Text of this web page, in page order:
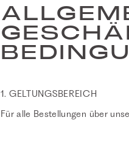
1. GELTUNGSBEREICH
Für alle Bestellungen über